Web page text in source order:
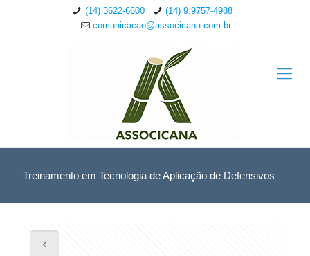
(14) 3622-6600
(14) 9.9757-4988
comunicacao@associcana.com.br
Treinamento em Tecnologia de Aplicação de Defensivos